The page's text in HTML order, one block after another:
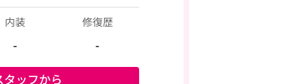
内装
-
修復歴
-
ッフから